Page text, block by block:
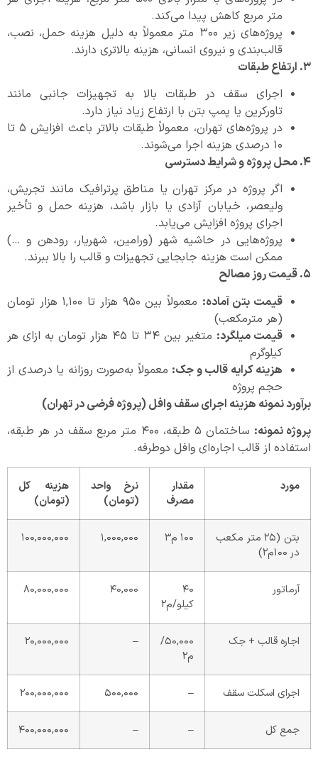
متر مربع کاهش پیدا می‌کند.
پروژه‌های زیر ۳۰۰ متر معمولاً به دلیل هزینه حمل، نصب،
قالب‌بندی و نیروی انسانی، هزینه بالاتری دارند.
۳. ارتفاع طبقات
اجرای سقف در طبقات بالا به تجهیزات جانبی مانند
تاورکرین یا پمپ بتن با ارتفاع زیاد نیاز دارد.
در پروژه‌های تهران، معمولاً طبقات بالاتر باعث افزایش ۵ تا
۱۰ درصدی هزینه اجرا می‌شوند.
۴.محل پروژه و شرایط دسترسی
اگر پروژه در مرکز تهران یا مناطق پرترافیک مانند تجریش،
ولیعصر، خیابان آزادی یا بازار باشد، هزینه حمل و تأخیر
اجرای پروژه افزایش می‌یابد.
پروژه‌هایی در حاشیه شهر (ورامین، شهریار، رودهن و …)
ممکن است هزینه جابجایی تجهیزات و قالب را بالا ببرند.
۵.قیمت روز مصالح
قیمت بتن آماده:
معمولاً بین ۹۵۰ هزار تا ۱,۱۰۰ هزار تومان
(هر مترمکعب)
قیمت میلگرد:
متغیر بین ۳۴ تا ۴۵ هزار تومان به ازای هر
کیلوگرم
هزینه کرایه قالب و جک:معمولاً به‌صورت روزانه یا درصدی از
حجم پروژه
برآورد نمونه هزینه اجرای سقف وافل (پروژه فرضی در تهران)
پروژه نمونه:
ساختمان ۵ طبقه، ۴۰۰ متر مربع سقف در هر طبقه،
استفاده از قالب اجاره‌ای وافل دوطرفه.
مورد
مقدار
مصرف
نرخ واحد
(تومان)
هزینه کل
(تومان)
بتن (۲۵ متر مکعب
در ۱۰۰م۲)
۱۰۰ م۳ ۱,۰۰۰,۰۰۰ ۱۰۰,۰۰۰,۰۰۰
آرماتور
۴۰
کیلو/م۲
۴۰,۰۰۰ ۸۰,۰۰۰,۰۰۰
اجاره قالب + جک
۵۰,۰۰۰/
م۲
– ۲۰,۰۰۰,۰۰۰
اجرای اسکلت سقف – ۵۰۰,۰۰۰ ۲۰۰,۰۰۰,۰۰۰
جمع کل –
– ۴۰۰,۰۰۰,۰۰۰